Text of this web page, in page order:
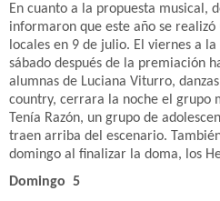
En cuanto a la propuesta musical,
informaron que este año se
locales en 9 de julio. El viernes a
sábado después de la premiación
alumnas de Luciana Viturro,
country, cerrara la noche el grupo
Tenía Razón, un grupo de
traen arriba del escenario.
domingo al finalizar la doma, los
Domingo 5